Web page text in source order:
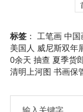
标签 ：工笔画 中国
美国人 威尼斯双年
0余天 抽查 夏季货
清明上河图 书画保